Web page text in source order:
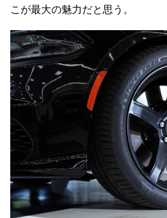
こが最大の魅力だと思う。